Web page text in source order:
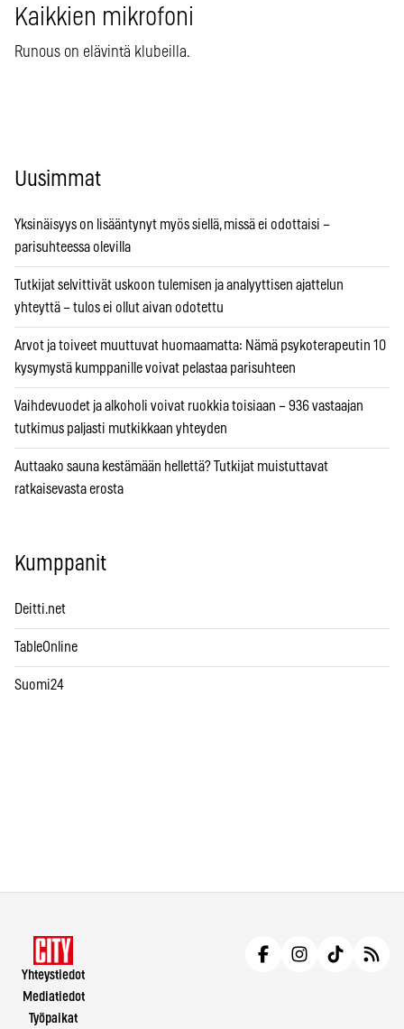
Kaikkien mikrofoni
Runous on elävintä klubeilla.
Uusimmat
Yksinäisyys on lisääntynyt myös siellä, missä ei odottaisi –
parisuhteessa olevilla
Tutkijat selvittivät uskoon tulemisen ja analyyttisen ajattelun
yhteyttä – tulos ei ollut aivan odotettu
Arvot ja toiveet muuttuvat huomaamatta: Nämä psykoterapeutin 10
kysymystä kumppanille voivat pelastaa parisuhteen
Vaihdevuodet ja alkoholi voivat ruokkia toisiaan – 936 vastaajan
tutkimus paljasti mutkikkaan yhteyden
Auttaako sauna kestämään hellettä? Tutkijat muistuttavat
ratkaisevasta erosta
Kumppanit
Deitti.net
TableOnline
Suomi24
Yhteystiedot
Mediatiedot
Työpaikat